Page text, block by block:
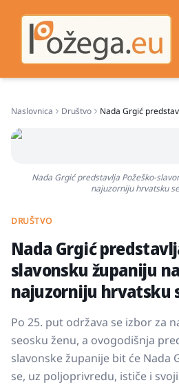
Županija
Naslovnica Društvo Nada Grgić
Nada Grgić predstavlja Požeško-
najuzorniju hrvatsku
DRUŠTVO
Nada Grgić
slavonsku županiju
najuzorniju hrvatsku
Po 25. put održava se izbor za
seosku ženu, a ovogodišnja
slavonske županije bit će Nada
se, uz poljoprivredu, ističe i